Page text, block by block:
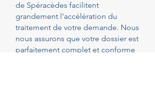
de Spéracèdes facilitent
grandement l'accélération du
traitement de votre demande. Nous
nous assurons que votre dossier est
parfaitement complet et conforme